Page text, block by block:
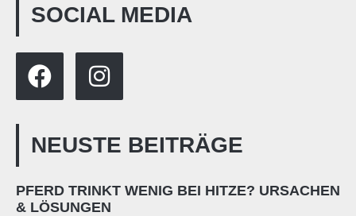
SOCIAL MEDIA
NEUSTE BEITRÄGE
PFERD TRINKT WENIG BEI HITZE? URSACHEN
& LÖSUNGEN